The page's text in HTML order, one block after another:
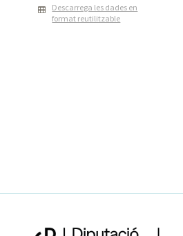
Descarrega les dades en
format reutilitzable